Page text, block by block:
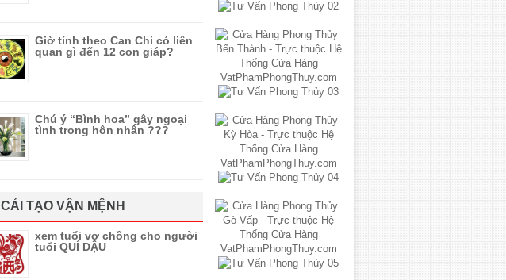
Giờ tính theo Can Chi có liên
quan gì đến 12 con giáp?
Chú ý “Bình hoa” gây ngoại
tình trong hôn nhân ???
CẢI TẠO VẬN MỆNH
xem tuổi vợ chồng cho người
tuổi QUÍ DẬU